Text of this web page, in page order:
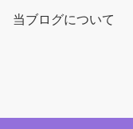
当ブログについて